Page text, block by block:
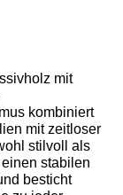
mit
kombiniert
mit zeitloser
stilvoll als
stabilen
besticht